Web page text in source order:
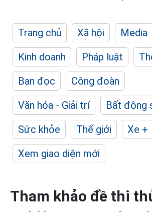
Trang chủ Xã hội Media
Kinh doanh
Pháp luật
Bạn đọc
Công đoàn
Văn hóa - Giải trí
Bất động
Sức khỏe
Thế giới
Xe +
Xem giao diện mới
Tham khảo đề thi